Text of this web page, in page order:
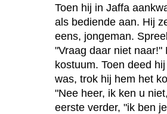
Toen hij in Jaffa
als bediende aan. Hij
eens, jongeman.
"Vraag daar niet
kostuum. Toen deed
was, trok hij hem het
"Nee heer, ik ken u
eerste verder, "ik ben